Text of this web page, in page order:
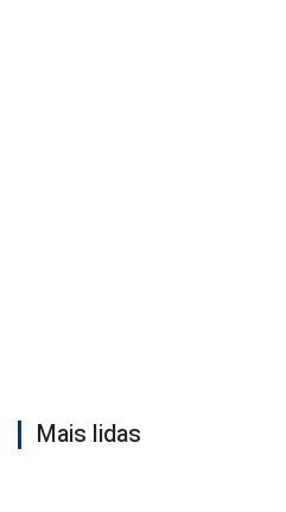
Mais lidas